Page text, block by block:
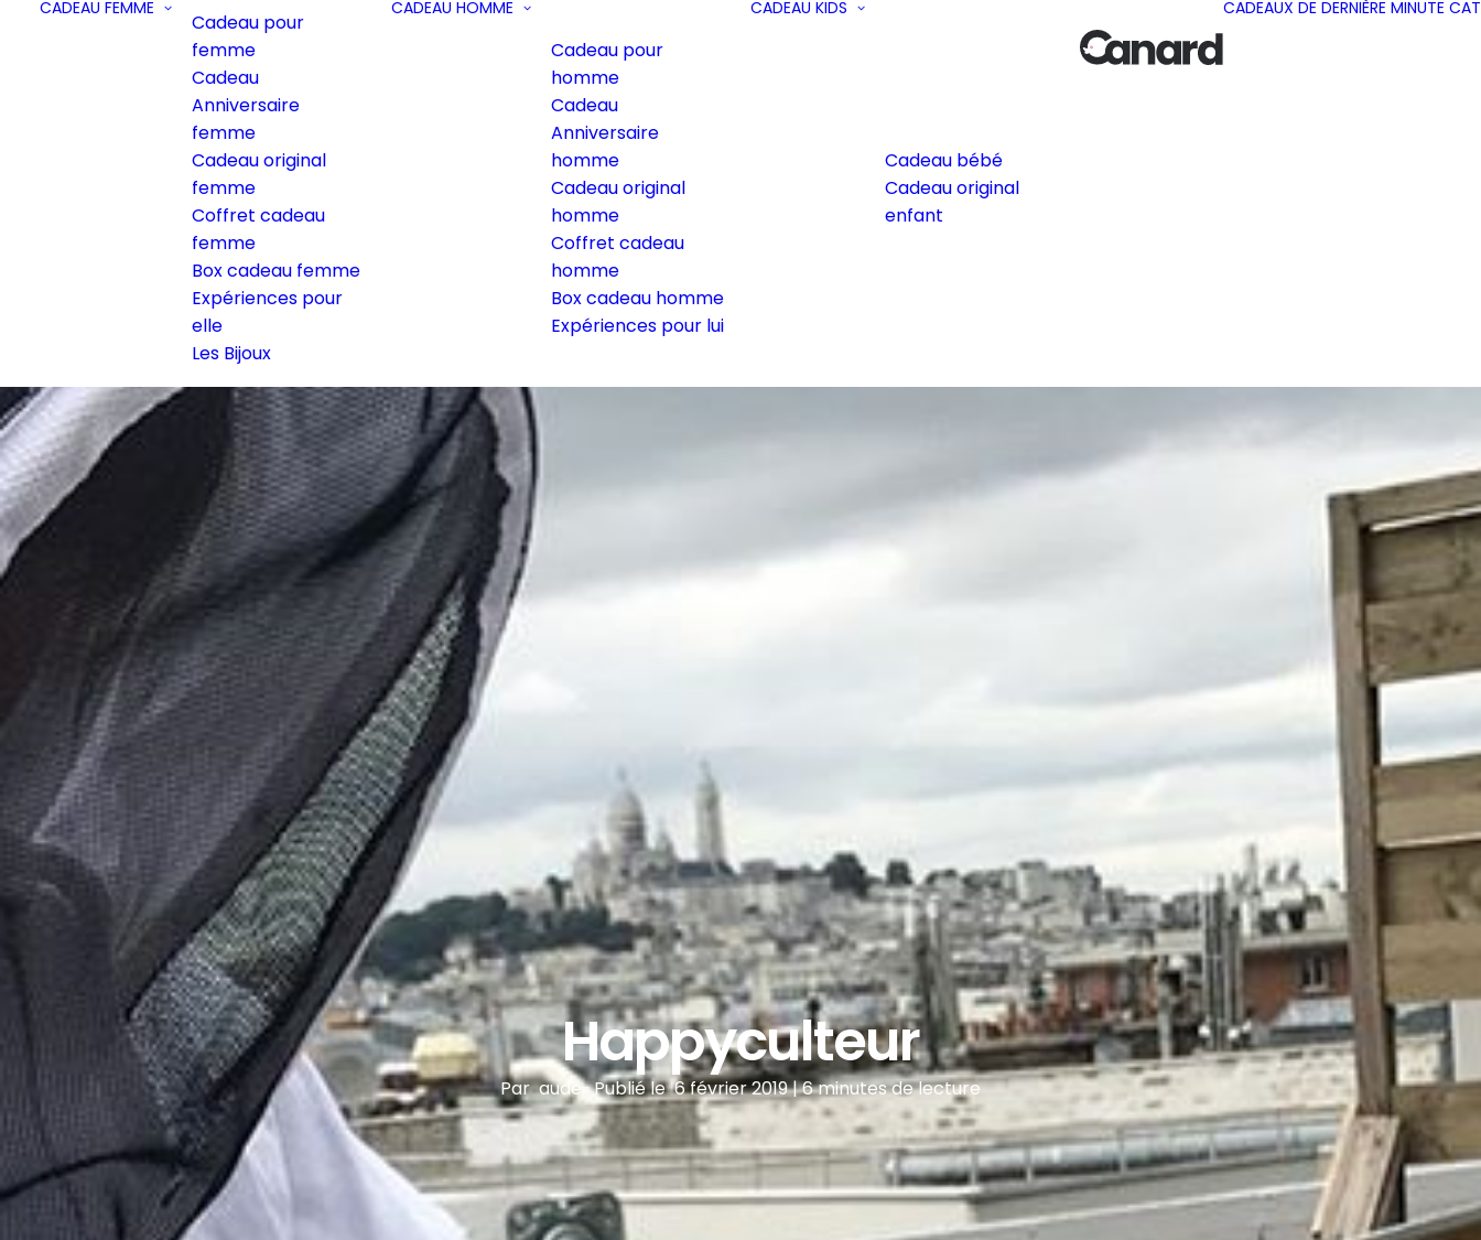
CADEAU FEMME
Cadeau pour
femme
Cadeau
Anniversaire
femme
Cadeau original
femme
Coffret cadeau
femme
Box cadeau femme
Expériences pour
elle
Les Bijoux
CADEAU HOMME
Cadeau pour
homme
Cadeau
Anniversaire
homme
Cadeau original
homme
Coffret cadeau
homme
Box cadeau homme
Expériences pour lui
CADEAU KIDS
Cadeau bébé
Cadeau original
enfant
CADEAUX DE DERNIÈRE MINUTE
Happyculteur
Paraude·Publié le6 février 2019|6 minutes de lecture